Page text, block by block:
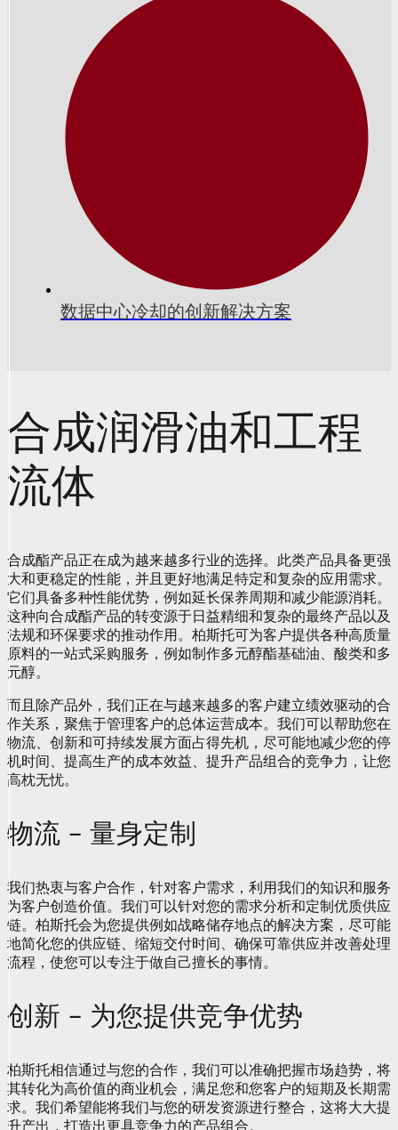
数据中心冷却的创新解决方案
合成润滑油和工程
流体
合成酯产品正在成为越来越多行业的选择。此类产品具备更强
大和更稳定的性能，并且更好地满足特定和复杂的应用需求。
它们具备多种性能优势，例如延长保养周期和减少能源消耗。
这种向合成酯产品的转变源于日益精细和复杂的最终产品以及
法规和环保要求的推动作用。柏斯托可为客户提供各种高质量
原料的一站式采购服务，例如制作多元醇酯基础油、酸类和多
元醇。
而且除产品外，我们正在与越来越多的客户建立绩效驱动的合
作关系，聚焦于管理客户的总体运营成本。我们可以帮助您在
物流、创新和可持续发展方面占得先机，尽可能地减少您的停
机时间、提高生产的成本效益、提升产品组合的竞争力，让您
高枕无忧。
物流 – 量身定制
我们热衷与客户合作，针对客户需求，利用我们的知识和服务
为客户创造价值。我们可以针对您的需求分析和定制优质供应
链。柏斯托会为您提供例如战略储存地点的解决方案，尽可能
地简化您的供应链、缩短交付时间、确保可靠供应并改善处理
流程，使您可以专注于做自己擅长的事情。
创新 – 为您提供竞争优势
柏斯托相信通过与您的合作，我们可以准确把握市场趋势，将
其转化为高价值的商业机会，满足您和您客户的短期及长期需
求。我们希望能将我们与您的研发资源进行整合，这将大大提
升产出，打造出更具竞争力的产品组合。